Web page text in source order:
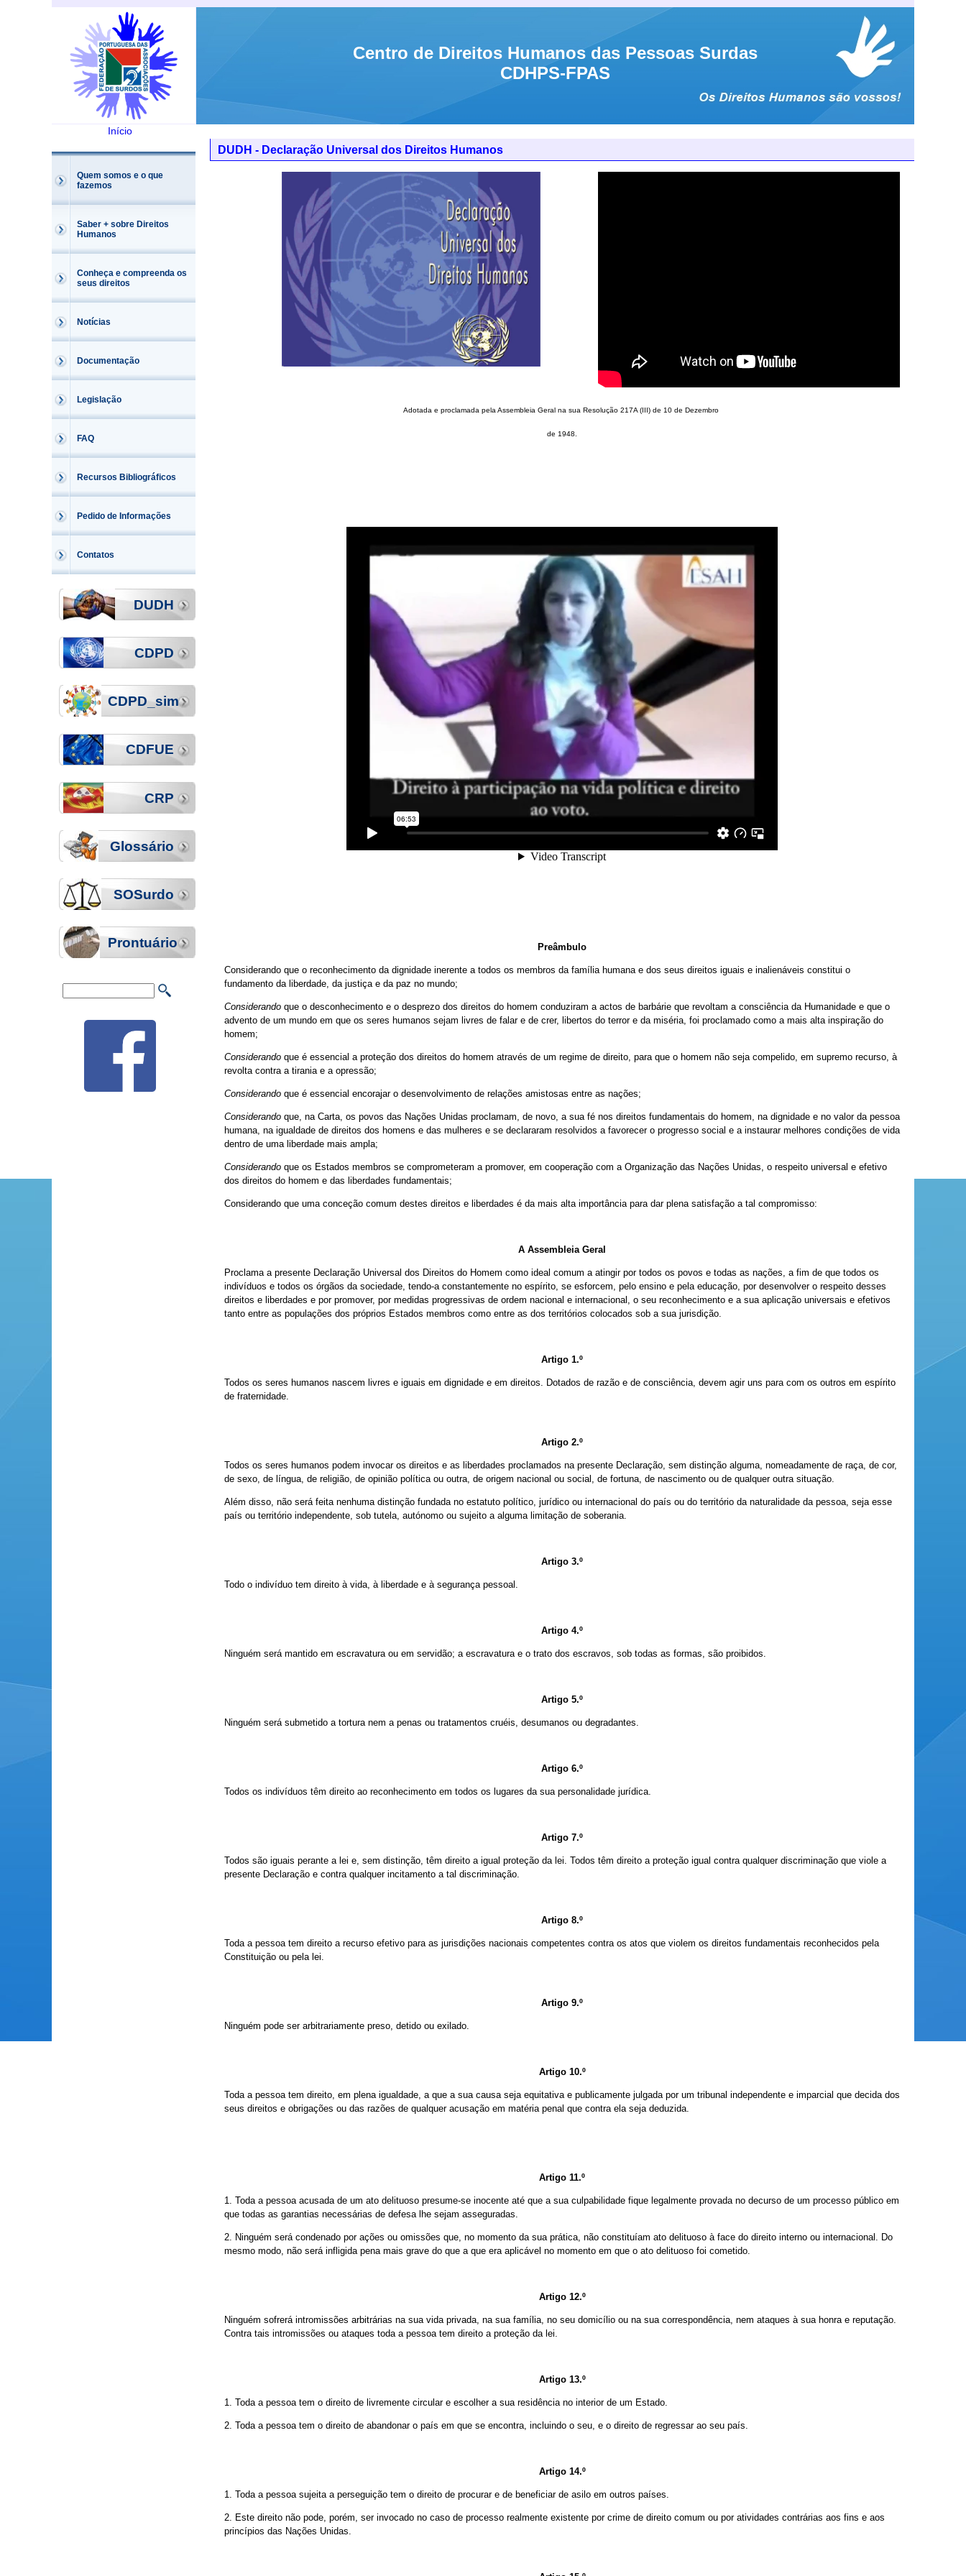
Centro de Direitos Humanos das Pessoas Surdas
CDHPS-FPAS
Início
Quem somos e o que
fazemos
Saber + sobre Direitos
Humanos
Conheça e compreenda os
seus direitos
Notícias
Documentação
Legislação
FAQ
Recursos Bibliográficos
Pedido de Informações
Contatos
DUDH
CDPD
CDPD_sim
CDFUE
CRP
Glossário
SOSurdo
Prontuário
DUDH - Declaração Universal dos Direitos Humanos
Adotada e proclamada pela Assembleia Geral na sua Resolução 217A (III) de 10 de Dezembro
de 1948.
Preâmbulo
Considerando que o reconhecimento da dignidade inerente a todos os membros da família humana e dos seus direitos iguais e inalienáveis constitui o
fundamento da liberdade, da justiça e da paz no mundo;
Considerando que o desconhecimento e o desprezo dos direitos do homem conduziram a actos de barbárie que revoltam a consciência da Humanidade e que o
advento de um mundo em que os seres humanos sejam livres de falar e de crer, libertos do terror e da miséria, foi proclamado como a mais alta inspiração do
homem;
Considerando que é essencial a proteção dos direitos do homem através de um regime de direito, para que o homem não seja compelido, em supremo recurso, à
revolta contra a tirania e a opressão;
Considerando que é essencial encorajar o desenvolvimento de relações amistosas entre as nações;
Considerando que, na Carta, os povos das Nações Unidas proclamam, de novo, a sua fé nos direitos fundamentais do homem, na dignidade e no valor da pessoa
humana, na igualdade de direitos dos homens e das mulheres e se declararam resolvidos a favorecer o progresso social e a instaurar melhores condições de vida
dentro de uma liberdade mais ampla;
Considerando que os Estados membros se comprometeram a promover, em cooperação com a Organização das Nações Unidas, o respeito universal e efetivo
dos direitos do homem e das liberdades fundamentais;
Considerando que uma conceção comum destes direitos e liberdades é da mais alta importância para dar plena satisfação a tal compromisso:
A Assembleia Geral
Proclama a presente Declaração Universal dos Direitos do Homem como ideal comum a atingir por todos os povos e todas as nações, a fim de que todos os
indivíduos e todos os órgãos da sociedade, tendo-a constantemente no espírito, se esforcem, pelo ensino e pela educação, por desenvolver o respeito desses
direitos e liberdades e por promover, por medidas progressivas de ordem nacional e internacional, o seu reconhecimento e a sua aplicação universais e efetivos
tanto entre as populações dos próprios Estados membros como entre as dos territórios colocados sob a sua jurisdição.
Artigo 1.º
Todos os seres humanos nascem livres e iguais em dignidade e em direitos. Dotados de razão e de consciência, devem agir uns para com os outros em espírito
de fraternidade.
Artigo 2.º
Todos os seres humanos podem invocar os direitos e as liberdades proclamados na presente Declaração, sem distinção alguma, nomeadamente de raça, de cor,
de sexo, de língua, de religião, de opinião política ou outra, de origem nacional ou social, de fortuna, de nascimento ou de qualquer outra situação.
Além disso, não será feita nenhuma distinção fundada no estatuto político, jurídico ou internacional do país ou do território da naturalidade da pessoa, seja esse
país ou território independente, sob tutela, autónomo ou sujeito a alguma limitação de soberania.
Artigo 3.º
Todo o indivíduo tem direito à vida, à liberdade e à segurança pessoal.
Artigo 4.º
Ninguém será mantido em escravatura ou em servidão; a escravatura e o trato dos escravos, sob todas as formas, são proibidos.
Artigo 5.º
Ninguém será submetido a tortura nem a penas ou tratamentos cruéis, desumanos ou degradantes.
Artigo 6.º
Todos os indivíduos têm direito ao reconhecimento em todos os lugares da sua personalidade jurídica.
Artigo 7.º
Todos são iguais perante a lei e, sem distinção, têm direito a igual proteção da lei. Todos têm direito a proteção igual contra qualquer discriminação que viole a
presente Declaração e contra qualquer incitamento a tal discriminação.
Artigo 8.º
Toda a pessoa tem direito a recurso efetivo para as jurisdições nacionais competentes contra os atos que violem os direitos fundamentais reconhecidos pela
Constituição ou pela lei.
Artigo 9.º
Ninguém pode ser arbitrariamente preso, detido ou exilado.
Artigo 10.º
Toda a pessoa tem direito, em plena igualdade, a que a sua causa seja equitativa e publicamente julgada por um tribunal independente e imparcial que decida dos
seus direitos e obrigações ou das razões de qualquer acusação em matéria penal que contra ela seja deduzida.
Artigo 11.º
1. Toda a pessoa acusada de um ato delituoso presume-se inocente até que a sua culpabilidade fique legalmente provada no decurso de um processo público em
que todas as garantias necessárias de defesa lhe sejam asseguradas.
2. Ninguém será condenado por ações ou omissões que, no momento da sua prática, não constituíam ato delituoso à face do direito interno ou internacional. Do
mesmo modo, não será infligida pena mais grave do que a que era aplicável no momento em que o ato delituoso foi cometido.
Artigo 12.º
Ninguém sofrerá intromissões arbitrárias na sua vida privada, na sua família, no seu domicílio ou na sua correspondência, nem ataques à sua honra e reputação.
Contra tais intromissões ou ataques toda a pessoa tem direito a proteção da lei.
Artigo 13.º
1. Toda a pessoa tem o direito de livremente circular e escolher a sua residência no interior de um Estado.
2. Toda a pessoa tem o direito de abandonar o país em que se encontra, incluindo o seu, e o direito de regressar ao seu país.
Artigo 14.º
1. Toda a pessoa sujeita a perseguição tem o direito de procurar e de beneficiar de asilo em outros países.
2. Este direito não pode, porém, ser invocado no caso de processo realmente existente por crime de direito comum ou por atividades contrárias aos fins e aos
princípios das Nações Unidas.